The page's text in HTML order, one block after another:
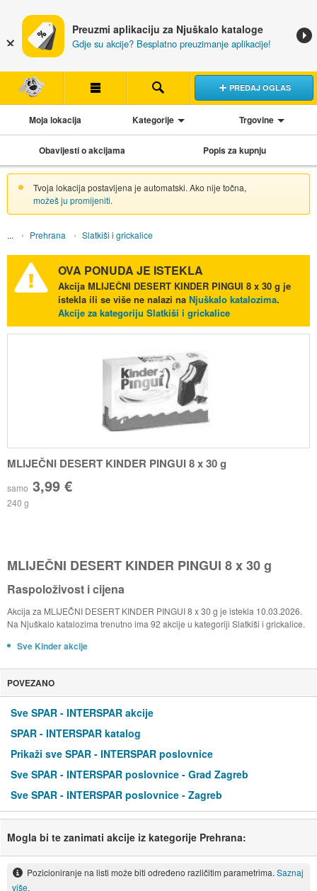
Preuzmi aplikaciju za Njuškalo kataloge
Gdje su akcije? Besplatno preuzimanje aplikacije!
PREDAJ OGLAS
Moja lokacija Kategorije Trgovine
Obavijesti o akcijama Popis za kupnju
Tvoja lokacija postavljena je automatski. Ako nije točna,
možeš ju promijeniti.
Prehrana Slatkiši i grickalice
OVA PONUDA JE ISTEKLA
Akcija MLIJEČNI DESERT KINDER PINGUI 8 x 30 g je
istekla ili se više ne nalazi na Njuškalo katalozima.
Akcije za kategoriju Slatkiši i grickalice
MLIJEČNI DESERT KINDER PINGUI 8 x 30 g
samo 3,99 €
240 g
MLIJEČNI DESERT KINDER PINGUI 8 x 30 g
Raspoloživost i cijena
Akcija za MLIJEČNI DESERT KINDER PINGUI 8 x 30 g je istekla 10.03.2026.
Na Njuškalo katalozima trenutno ima 92 akcije u kategoriji Slatkiši i grickalice.
Sve Kinder akcije
POVEZANO
Sve SPAR - INTERSPAR akcije
SPAR - INTERSPAR katalog
Prikaži sve SPAR - INTERSPAR poslovnice
Sve SPAR - INTERSPAR poslovnice - Grad Zagreb
Sve SPAR - INTERSPAR poslovnice - Zagreb
Mogla bi te zanimati akcije iz kategorije Prehrana:
Pozicioniranje na listi može biti određeno različitim parametrima. Saznaj
više.